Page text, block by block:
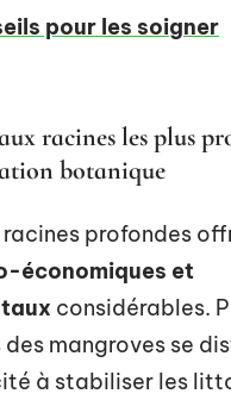
pour les soigner
racines les plus
botanique
racines profondes
économiques et
considérables.
mangroves se
à stabiliser les